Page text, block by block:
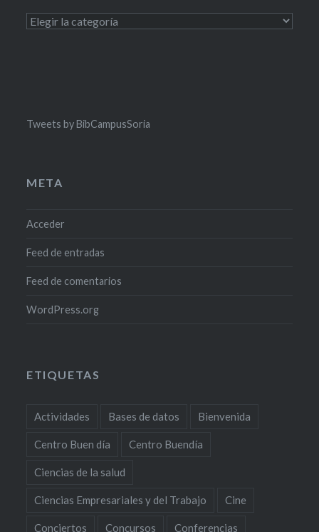
Categorías
Tweets by BibCampusSoria
META
Acceder
Feed de entradas
Feed de comentarios
WordPress.org
ETIQUETAS
Actividades Bases de datos Bienvenida
Centro Buen día Centro Buendía
Ciencias de la salud
Ciencias Empresariales y del Trabajo Cine
Conciertos Concursos Conferencias